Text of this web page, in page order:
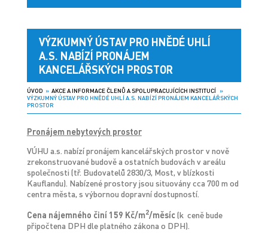
VÝZKUMNÝ ÚSTAV PRO HNĚDÉ UHLÍ
A.S. NABÍZÍ PRONÁJEM
KANCELÁŘSKÝCH PROSTOR
ÚVOD » AKCE A INFORMACE ČLENŮ A SPOLUPRACUJÍCÍCH INSTITUCÍ»
VÝZKUMNÝ ÚSTAV PRO HNĚDÉ UHLÍ A.S. NABÍZÍ PRONÁJEM KANCELÁŘSKÝCH
PROSTOR
Pronájem nebytových prostor
VÚHU a.s. nabízí pronájem kancelářských prostor v nově
zrekonstruované budově a ostatních budovách v areálu
společnosti (tř. Budovatelů 2830/3, Most, v blízkosti
Kauflandu). Nabízené prostory jsou situovány cca 700 m od
centra města, s výbornou dopravní dostupností.
Cena nájemného činí 159 Kč/m2/měsíc(k ceně bude
připočtena DPH dle platného zákona o DPH).